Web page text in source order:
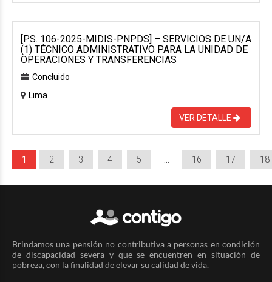
[P.S. 106-2025-MIDIS-PNPDS] – SERVICIOS DE UN/A
(1) TÉCNICO ADMINISTRATIVO PARA LA UNIDAD DE
OPERACIONES Y TRANSFERENCIAS
Concluido
Lima
VER DETALLE
1 2 3 4 5 16 17 18
Brindamos una pensión no contributiva a personas en condición
de discapacidad severa y que se encuentren en situación de
pobreza, con la finalidad de elevar su calidad de vida.